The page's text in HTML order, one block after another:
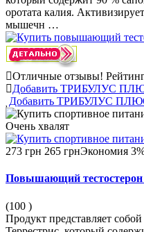
оротата калия.
мышечн …
Отличные отзывы!
Добавить ТРИБУЛУС
Добавить ТРИБУЛУС
Очень хвалят
273 грн 265 грнЭкономия
Повышающий
(100 )
Продукт представляет